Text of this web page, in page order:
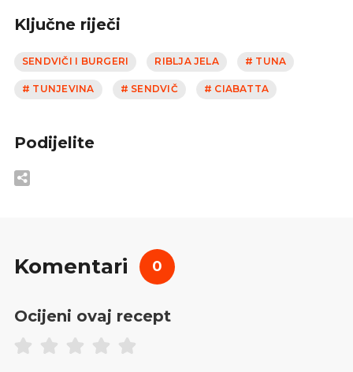
Ključne riječi
SENDVIČI I BURGERI RIBLJA JELA # TUNA
# TUNJEVINA # SENDVIČ # CIABATTA
Podijelite
Komentari 0
Ocijeni ovaj recept